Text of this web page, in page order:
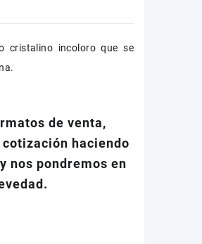
cristalino incoloro que se
de venta,
haciendo
y nos pondremos en